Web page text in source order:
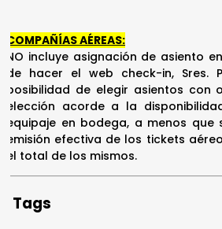
AÉREAS:
incluye asignación de asiento en
hacer el web check-in, Sres.
de elegir asientos con o
acorde a la disponibilidad
en bodega, a menos que
efectiva de los tickets
total de los mismos.